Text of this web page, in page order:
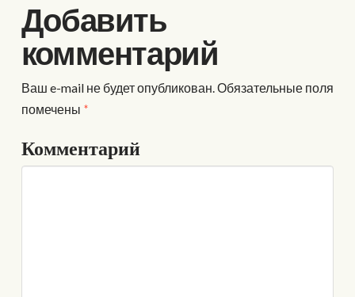
Добавить
комментарий
Ваш e-mail не будет опубликован. Обязательные поля
помечены *
Комментарий